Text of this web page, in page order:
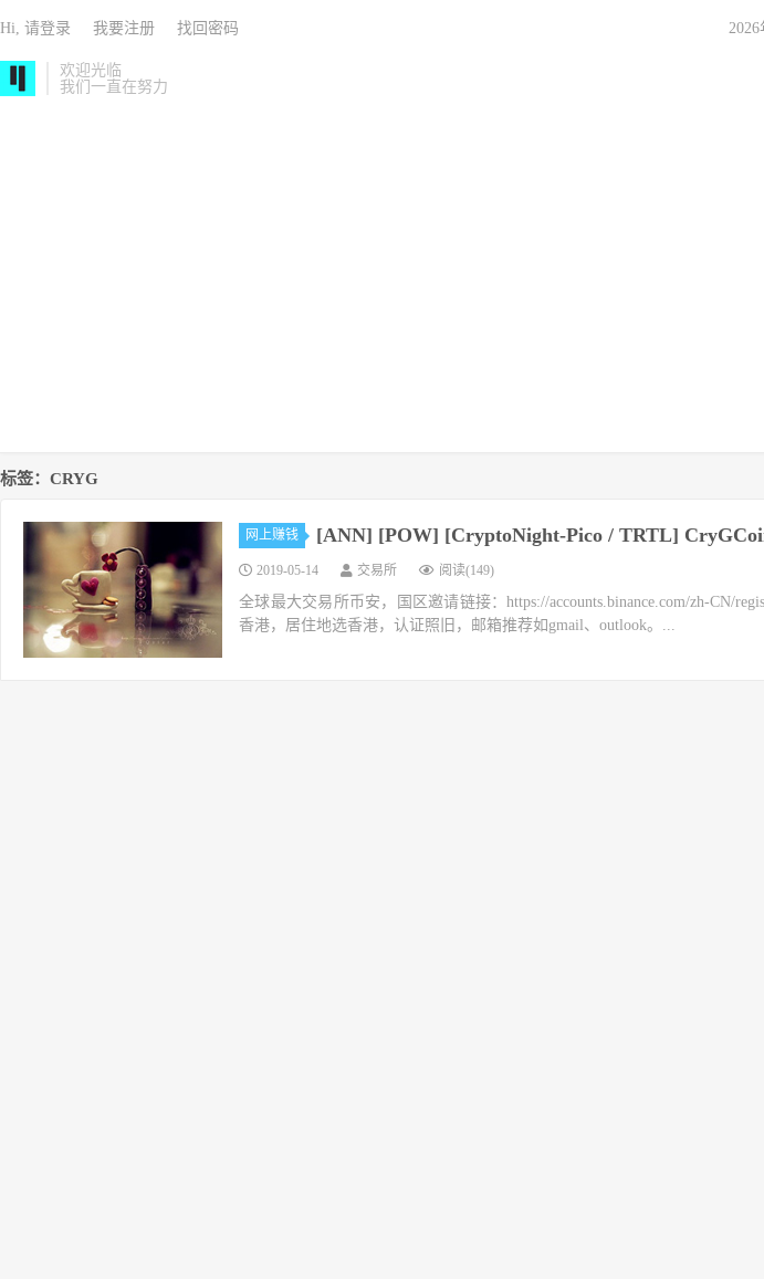
欢迎光临
我们一直在努力
Hi, 请登录 我要注册 找回密码
标签：CRYG
网上赚钱 [ANN] [POW] [CryptoNight-Pico / TRTL]
2019-05-14 交易所 阅读(149)
全球最大交易所币安，国区邀请链接：https://accounts.binance.com/zh-CN/
香港，居住地选香港，认证照旧，邮箱推荐如gmail、outlook。...